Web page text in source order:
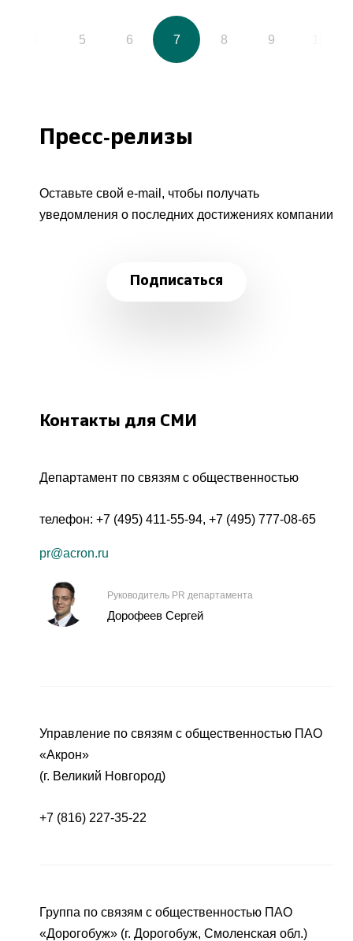
5 6 7 8 9
Пресс-релизы
Оставьте свой e-mail, чтобы получать
уведомления о последних достижениях компании
Подписаться
Контакты для СМИ
Департамент по связям с общественностью
телефон: +7 (495) 411-55-94, +7 (495) 777-08-65
pr@acron.ru
Руководитель PR департамента
Дорофеев Сергей
Управление по связям с общественностью ПАО
«Акрон»
(г. Великий Новгород)
+7 (816) 227-35-22
Группа по связям с общественностью ПАО
«Дорогобуж» (г. Дорогобуж, Смоленская обл.)